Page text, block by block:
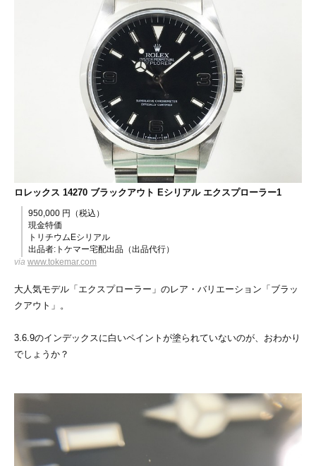
ロレックス 14270 ブラックアウト Eシリアル エクスプローラー1
950,000 円（税込）
現金特価
トリチウムEシリアル
出品者:トケマー宅配出品（出品代行）
via www.tokemar.com
大人気モデル「エクスプローラー」のレア・バリエーション「ブラッ
クアウト」。
3.6.9のインデックスに白いペイントが塗られていないのが、おわかり
でしょうか？